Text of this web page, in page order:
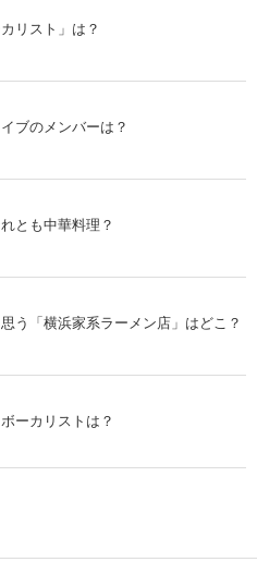
リスト」は？
ブのメンバーは？
とも中華料理？
う「横浜家系ラーメン店」はどこ？
ーカリストは？